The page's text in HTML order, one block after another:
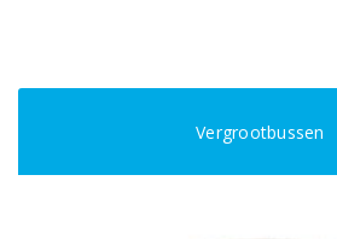
Vergrootbussen